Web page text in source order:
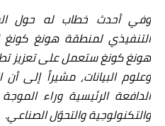
وفي أحدث خطاب له حول
التنفيذي لمنطقة هونغ كونغ
هونغ كونغ ستعمل على تعزيز
وعلوم البيانات، مشيراً إلى
الدافعة الرئيسية وراء
والتكنولوجية والتحوّل الصناعي.